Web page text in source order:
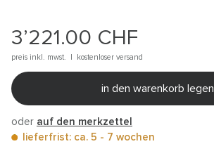
3’221.00 CHF
preis inkl. mwst. | kostenloser versand
in den warenkorb legen
oder auf den merkzettel
lieferfrist: ca. 5 - 7 wochen